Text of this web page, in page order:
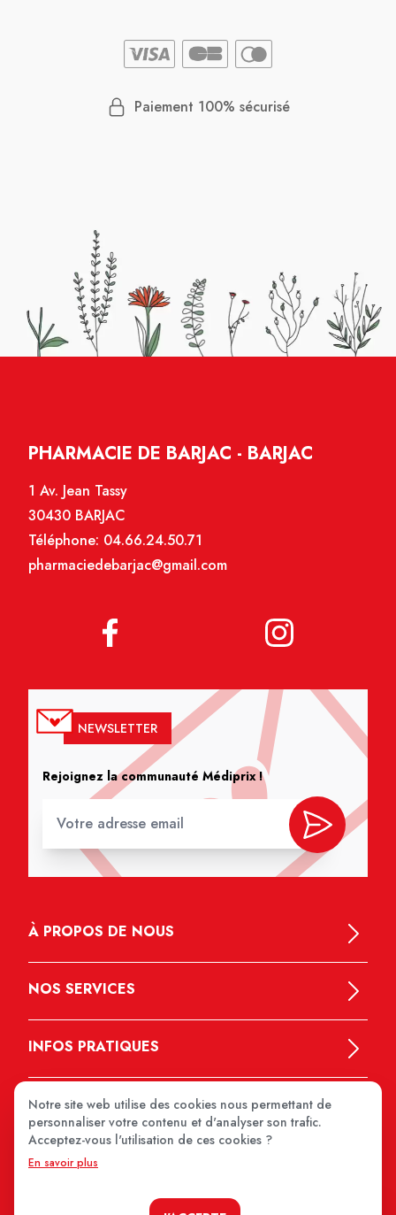
Paiement 100% sécurisé
PHARMACIE DE BARJAC - BARJAC
1 Av. Jean Tassy
30430 BARJAC
Téléphone: 04.66.24.50.71
pharmaciedebarjac@gmail.com
NEWSLETTER
Rejoignez la communauté Médiprix !
À PROPOS DE NOUS
NOS SERVICES
INFOS PRATIQUES
Notre site web utilise des cookies nous permettant de
personnaliser votre contenu et d'analyser son trafic.
Acceptez-vous l'utilisation de ces cookies ?
En savoir plus